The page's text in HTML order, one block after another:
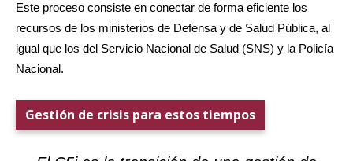
Este proceso consiste en conectar de forma eficiente los
recursos de los ministerios de Defensa y de Salud Pública, al
igual que los del Servicio Nacional de Salud (SNS) y la Policía
Nacional.
Gestión de crisis para estos tiempos